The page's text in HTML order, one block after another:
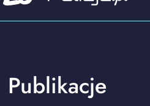
Publikacje